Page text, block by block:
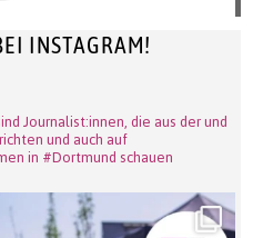
INSTAGRAM!
Journalist:innen, die aus der und
und auch auf
in #Dortmund schauen